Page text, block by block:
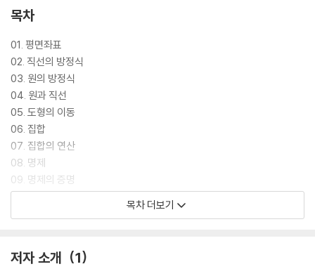
목차
01. 평면좌표
02. 직선의 방정식
03. 원의 방정식
04. 원과 직선
05. 도형의 이동
06. 집합
07. 집합의 연산
08. 명제
09. 명제의 증명
10. 함수
목차 더보기
저자 소개 1